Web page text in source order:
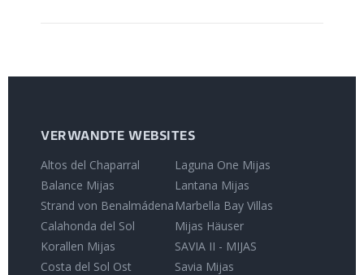
VERWANDTE WEBSITES
Altos del Chaparral
Balance Mijas
Strand von Benalmádena
Calahonda del Sol
Korallen Mijas
Costa del Sol Ost
Laguna One Mijas
Lantana Mijas
Marbella Bay Villas
Mijas Häuser
SAVIA II - MIJAS
Savia Mijas